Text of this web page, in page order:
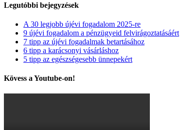
Legutóbbi bejegyzések
A 30 legjobb újévi fogadalom 2025-re
9 újévi fogadalom a pénzügyeid felvirágoztatásáért
7 tipp az újévi fogadalmak betartásához
6 tipp a karácsonyi vásárláshoz
5 tipp az egészségesebb ünnepekért
Kövess a Youtube-on!